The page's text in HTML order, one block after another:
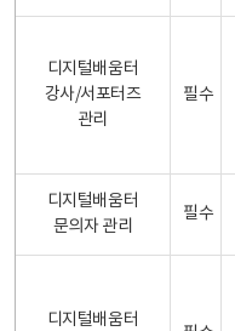
디지털배움터
강사/서포터즈
관리
필수
디지털배움터
문의자 관리
필수
디지털배움터